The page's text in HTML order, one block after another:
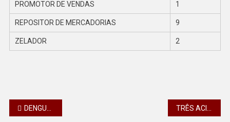
PROMOTOR DE VENDAS 1
REPOSITOR DE MERCADORIAS 9
ZELADOR 2
Navegação
DENGUE – PARANÁ TEM MAIS 20.848 CASOS E 38 ÓBITOS – REGIÃO TEM 8 NOVOS ÓBITOS